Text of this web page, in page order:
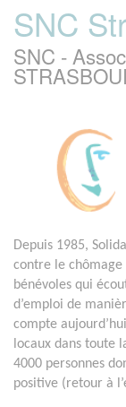
SNC
SNC -
Depuis 1985,
contre le chômage
bénévoles qui
d’emploi de
compte
locaux dans toute
4000 personnes
positive (retour à